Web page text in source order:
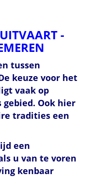
UITVAART -
tussen
keuze voor het
vaak op
Ook hier
tradities een
een
u van te voren
kenbaar